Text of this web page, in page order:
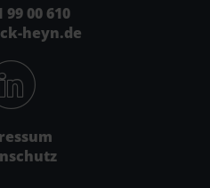
99 00 610
heyn.de